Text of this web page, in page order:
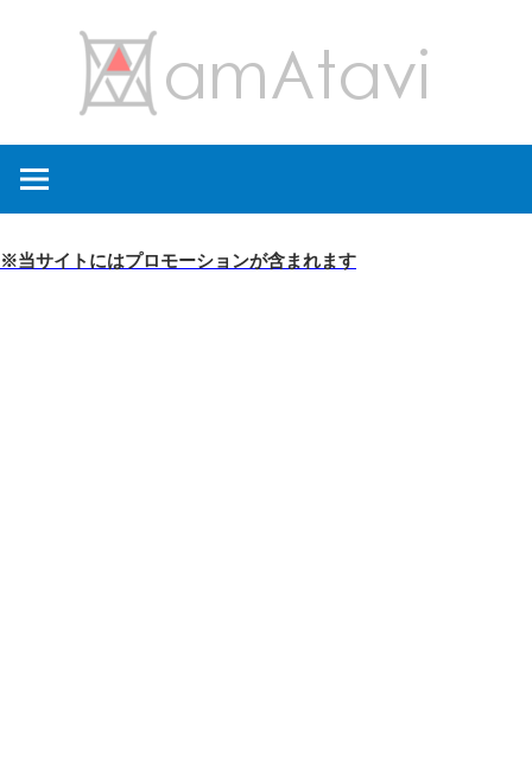
キ
を
→
※当サイトにはプロモーションが含まれます